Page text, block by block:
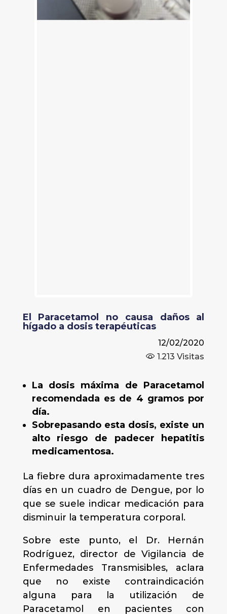
El Paracetamol no causa daños al
hígado a dosis terapéuticas
12/02/2020
1.213 Visitas
La dosis máxima de Paracetamol
recomendada es de 4 gramos por
día.
Sobrepasando esta dosis, existe un
alto riesgo de padecer hepatitis
medicamentosa.
La fiebre dura aproximadamente tres
días en un cuadro de Dengue, por lo
que se suele indicar medicación para
disminuir la temperatura corporal.
Sobre este punto, el Dr. Hernán
Rodríguez, director de Vigilancia de
Enfermedades Transmisibles, aclara
que no existe contraindicación
alguna para la utilización de
Paracetamol en pacientes con